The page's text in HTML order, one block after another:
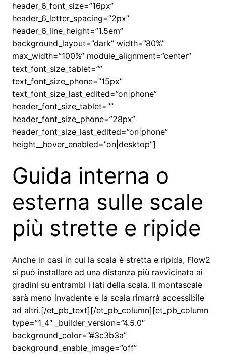
header_6_font_size=”16px”
header_6_letter_spacing=”2px”
header_6_line_height=”1.5em”
background_layout=”dark” width=”80%”
max_width=”100%” module_alignment=”center”
text_font_size_tablet=””
text_font_size_phone=”15px”
text_font_size_last_edited=”on|phone”
header_font_size_tablet=””
header_font_size_phone=”28px”
header_font_size_last_edited=”on|phone”
height__hover_enabled=”on|desktop”]
Guida interna o
esterna sulle scale
più strette e ripide
Anche in casi in cui la scala è stretta e ripida, Flow2
si può installare ad una distanza più ravvicinata ai
gradini su entrambi i lati della scala. Il montascale
sarà meno invadente e la scala rimarrà accessibile
ad altri.[/et_pb_text][/et_pb_column][et_pb_column
type=”1_4″ _builder_version=”4.5.0″
background_color=”#3c3b3a”
background_enable_image=”off”